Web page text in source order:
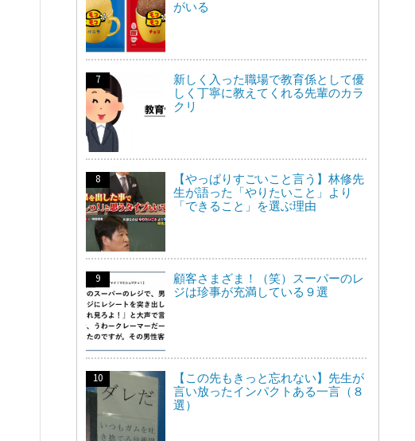
がいる
新しく入った職場で教育係として優
しく丁寧に教えてくれる先輩のカラ
クリ
【やっぱりすごいこと言う】林修先
生が語った「やりたいこと」より
「できること」を選ぶ理由
顧客さまざま！（笑）スーパーのレ
ジは珍事が充満している９選
【この先もきっと忘れない】先生が
言い放ったインパクトある一言（８
選）